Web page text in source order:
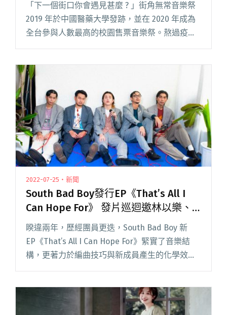
「下一個街口你會遇見甚麼 ? 」街角無常音樂祭
2019 年於中國醫藥大學發跡，並在 2020 年成為
全台參與人數最高的校園售票音樂祭。熬過疫
情，街角無常團隊決定於 2022 年，首次嘗試搬離
閱讀全文 "從學生音樂祭轉型 2022街角無常音樂
祭首度移至台中文化創意產業園區舉辦"
2022-07-25・新聞
South Bad Boy發行EP《That’s All I
Can Hope For》 發片巡迴邀林以樂、
西屯純愛組等人助陣開唱
睽違兩年，歷經團員更迭，South Bad Boy 新
EP《That’s All I Can Hope For》緊實了音樂結
構，更著力於編曲技巧與新成員產生的化學效
"South Bad Boy發行EP《That’s All I Can Hope
For》 發片巡迴邀林以樂、西屯純愛組等人助陣